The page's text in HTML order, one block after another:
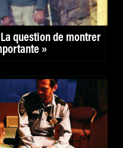
question de montrer
»